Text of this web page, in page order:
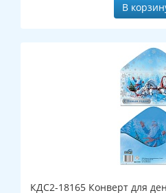
В
КДС2-18165 Конверт для